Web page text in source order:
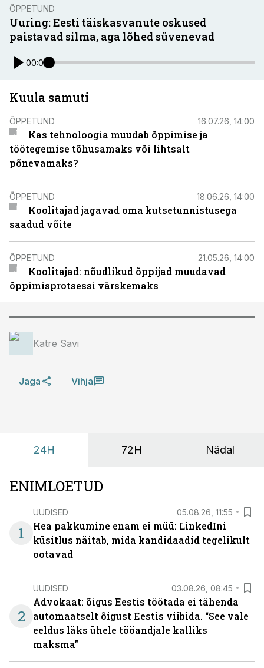
ÕPPETUND
Uuring: Eesti täiskasvanute oskused
paistavad silma, aga lõhed süvenevad
00:00
Kuula samuti
ÕPPETUND 16.07.26, 14:00
Kas tehnoloogia muudab õppimise ja
töötegemise tõhusamaks või lihtsalt
põnevamaks?
ÕPPETUND 18.06.26, 14:00
Koolitajad jagavad oma kutsetunnistusega
saadud võite
ÕPPETUND 21.05.26, 14:00
Koolitajad: nõudlikud õppijad muudavad
õppimisprotsessi värskemaks
Katre Savi
Jaga Vihja
24H 72H Nädal
ENIMLOETUD
1
UUDISED 05.08.26, 11:55
Hea pakkumine enam ei müü: LinkedIni
küsitlus näitab, mida kandidaadid tegelikult
ootavad
2
UUDISED 03.08.26, 08:45
Advokaat: õigus Eestis töötada ei tähenda
automaatselt õigust Eestis viibida. “See vale
eeldus läks ühele tööandjale kalliks
maksma”